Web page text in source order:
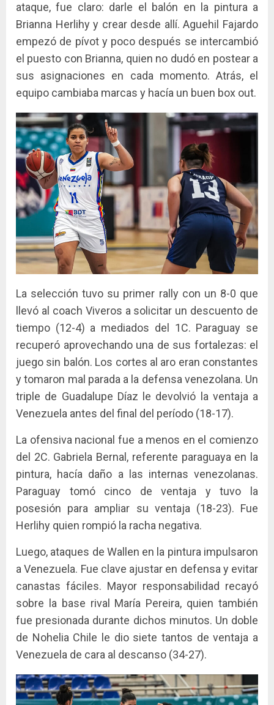
ataque, fue claro: darle el balón en la pintura a
Brianna Herlihy y crear desde allí. Aguehil Fajardo
empezó de pívot y poco después se intercambió
el puesto con Brianna, quien no dudó en postear a
sus asignaciones en cada momento. Atrás, el
equipo cambiaba marcas y hacía un buen box out.
La selección tuvo su primer rally con un 8-0 que
llevó al coach Viveros a solicitar un descuento de
tiempo (12-4) a mediados del 1C. Paraguay se
recuperó aprovechando una de sus fortalezas: el
juego sin balón. Los cortes al aro eran constantes
y tomaron mal parada a la defensa venezolana. Un
triple de Guadalupe Díaz le devolvió la ventaja a
Venezuela antes del final del período (18-17).
La ofensiva nacional fue a menos en el comienzo
del 2C. Gabriela Bernal, referente paraguaya en la
pintura, hacía daño a las internas venezolanas.
Paraguay tomó cinco de ventaja y tuvo la
posesión para ampliar su ventaja (18-23). Fue
Herlihy quien rompió la racha negativa.
Luego, ataques de Wallen en la pintura impulsaron
a Venezuela. Fue clave ajustar en defensa y evitar
canastas fáciles. Mayor responsabilidad recayó
sobre la base rival María Pereira, quien también
fue presionada durante dichos minutos. Un doble
de Nohelia Chile le dio siete tantos de ventaja a
Venezuela de cara al descanso (34-27).